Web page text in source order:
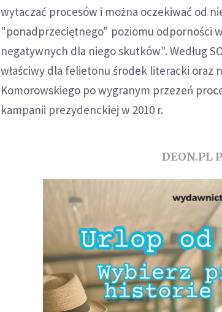
wytaczać procesów i można oczekiwać od
"ponadprzeciętnego" poziomu odporności
negatywnych dla niego skutków". Według
właściwy dla felietonu środek literacki oraz
Komorowskiego po wygranym przezeń
kampanii prezydenckiej w 2010 r.
DEON.PL